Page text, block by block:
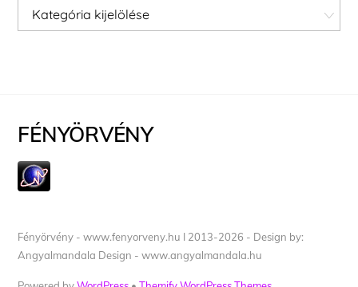
Kategóriák
FÉNYÖRVÉNY
Fényörvény - www.fenyorveny.hu I 2013-2026 - Design by:
Angyalmandala Design - www.angyalmandala.hu